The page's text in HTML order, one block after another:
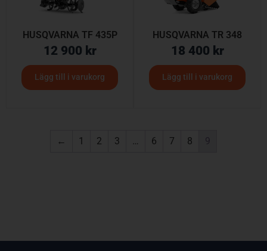
HUSQVARNA TF 435P
12 900 kr
Lägg till i varukorg
HUSQVARNA TR 348
18 400 kr
Lägg till i varukorg
← 1 2 3 … 6 7 8 9